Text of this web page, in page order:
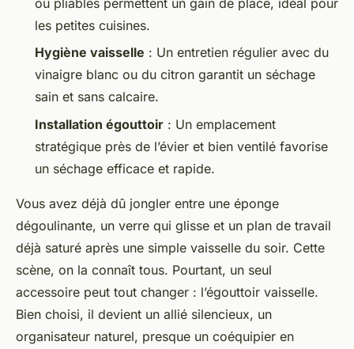
ou pliables permettent un gain de place, idéal pour
les petites cuisines.
Hygiène vaisselle : Un entretien régulier avec du
vinaigre blanc ou du citron garantit un séchage
sain et sans calcaire.
Installation égouttoir : Un emplacement
stratégique près de l’évier et bien ventilé favorise
un séchage efficace et rapide.
Vous avez déjà dû jongler entre une éponge
dégoulinante, un verre qui glisse et un plan de travail
déjà saturé après une simple vaisselle du soir. Cette
scène, on la connaît tous. Pourtant, un seul
accessoire peut tout changer : l’égouttoir vaisselle.
Bien choisi, il devient un allié silencieux, un
organisateur naturel, presque un coéquipier en